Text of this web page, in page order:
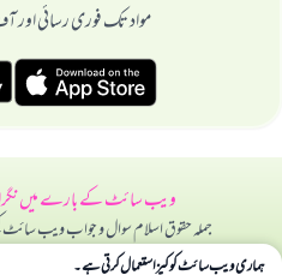
مواد تک فوری رسائی اور
ویب سائٹ کے بارے میں
جملہ حقوق اسلام سوال و جواب ویب سائٹ کیلیے
ہماری ویب سائٹ کوکیز استعمال کرتی ہے۔